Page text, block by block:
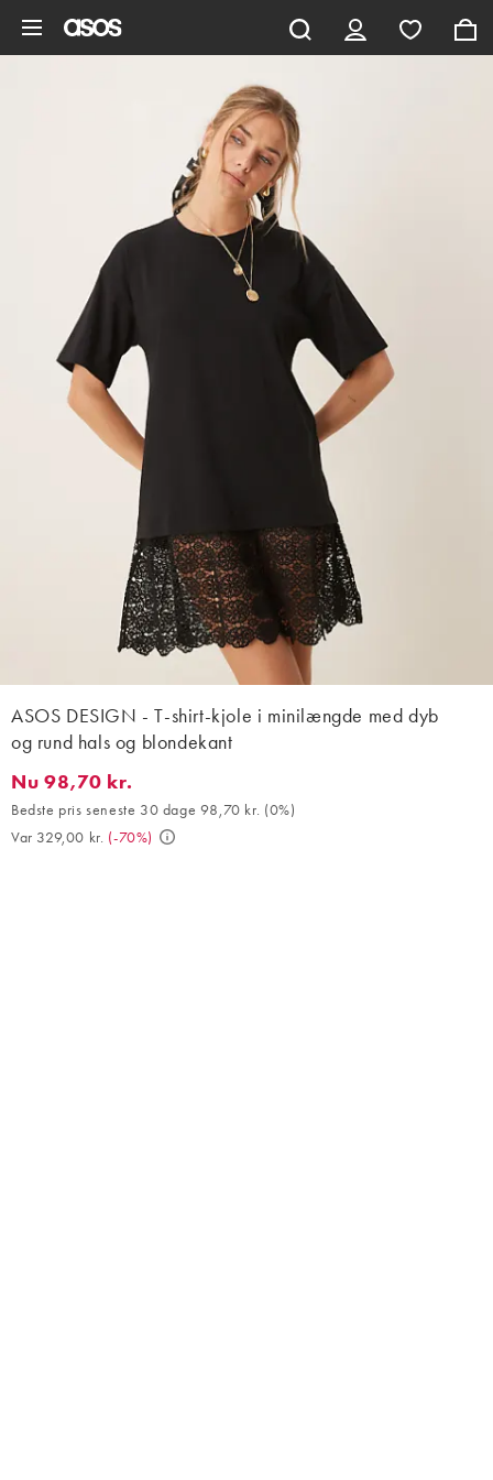
ASOS DESIGN - T-shirt-kjole i minilængde med dyb
og rund hals og blondekant
Nu 98,70 kr.. Bedste pris seneste 30 dage 98,70 kr. (0%). Var
Nu 98,70 kr.
Bedste pris seneste 30 dage 98,70 kr. (0%)
Var 329,00 kr. (-70%)